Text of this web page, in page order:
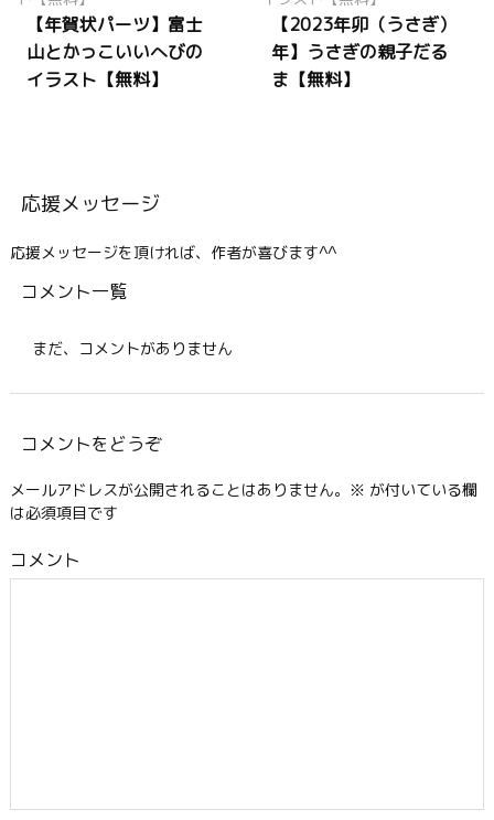
【年賀状パーツ】富士
山とかっこいいへびの
イラスト【無料】
【2023年卯（うさぎ）
年】うさぎの親子だる
ま【無料】
応援メッセージ
応援メッセージを頂ければ、作者が喜びます^^
コメント一覧
まだ、コメントがありません
コメントをどうぞ
メールアドレスが公開されることはありません。 ※ が付いている欄
は必須項目です
コメント